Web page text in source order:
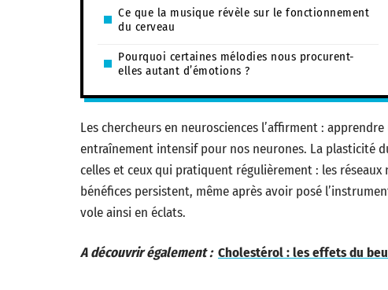
Ce que la musique révèle sur le fonctionnement
du cerveau
Pourquoi certaines mélodies nous procurent-
elles autant d’émotions ?
Les chercheurs en neurosciences l’affirment :
entraînement intensif pour nos neurones. La plasticité
celles et ceux qui pratiquent régulièrement : les
bénéfices persistent, même après avoir posé
vole ainsi en éclats.
A découvrir également : Cholestérol : les effets du